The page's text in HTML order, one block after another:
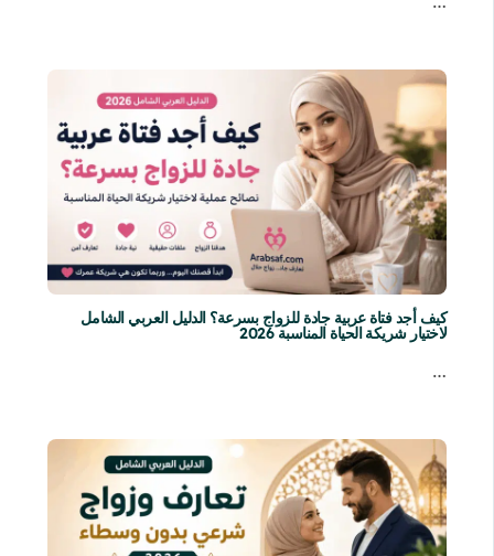
كيف أجد فتاة عربية جادة للزواج بسرعة؟ الدليل العربي الشامل
لاختيار شريكة الحياة المناسبة 2026
…